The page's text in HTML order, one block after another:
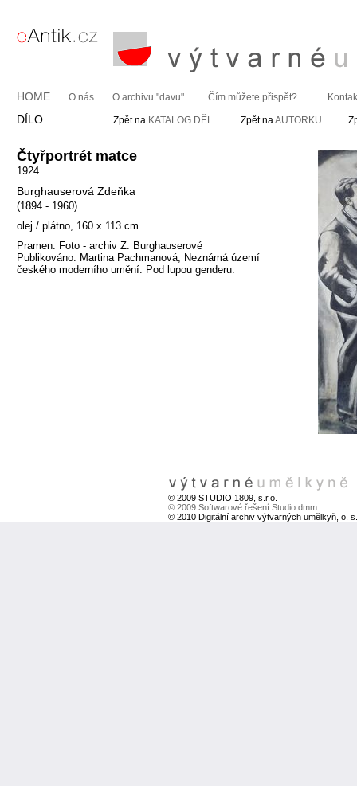
HOME O nás O archivu "davu" Čím můžete přispět?
DÍLO Zpět na KATALOG DĚL Zpět naAUTORKU
Čtyřportrét matce
1924
Burghauserová Zdeňka
(1894 - 1960)
olej / plátno, 160 x 113 cm
Pramen: Foto - archiv Z. Burghauserové
Publikováno: Martina Pachmanová, Neznámá území
českého moderního umění: Pod lupou genderu.
© 2009 STUDIO 1809, s.r.o.
© 2009 Softwarové řešení Studio dmm
© 2010 Digitální archiv výtvarných umělkyň, o. s.